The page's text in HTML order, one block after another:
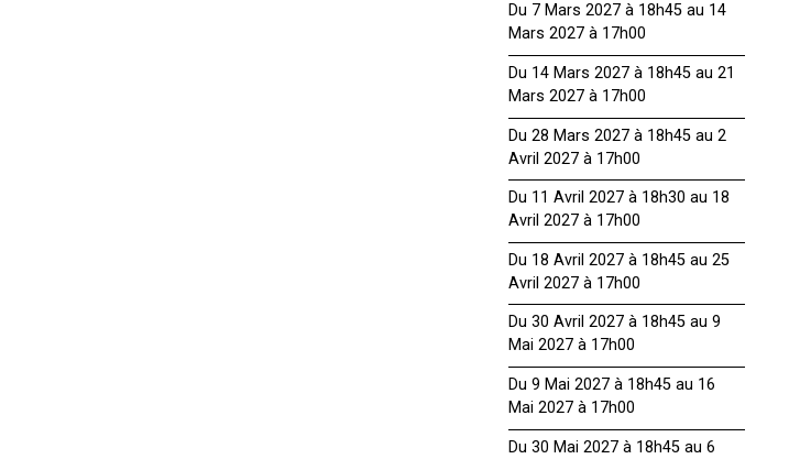
Du 7 Mars 2027 à 18h45 au 14
Mars 2027 à 17h00
Du 14 Mars 2027 à 18h45 au 21
Mars 2027 à 17h00
Du 28 Mars 2027 à 18h45 au 2
Avril 2027 à 17h00
Du 11 Avril 2027 à 18h30 au 18
Avril 2027 à 17h00
Du 18 Avril 2027 à 18h45 au 25
Avril 2027 à 17h00
Du 30 Avril 2027 à 18h45 au 9
Mai 2027 à 17h00
Du 9 Mai 2027 à 18h45 au 16
Mai 2027 à 17h00
Du 30 Mai 2027 à 18h45 au 6